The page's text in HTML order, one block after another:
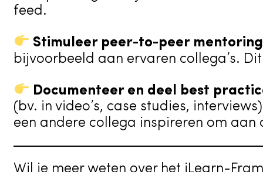
feed.
Stimuleer peer-to-peer
bijvoorbeeld aan ervaren collega’s.
Documenteer en deel best
(bv. in video’s, case studies,
een andere collega inspireren om aan